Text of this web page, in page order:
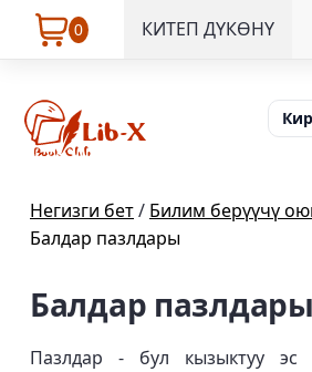
0 КИТЕП ДҮКӨНҮ
Негизги бет/ Билим берүүчү
Балдар пазлдары
Балдар пазлдары
Пазлдар - бул кызыктуу эс